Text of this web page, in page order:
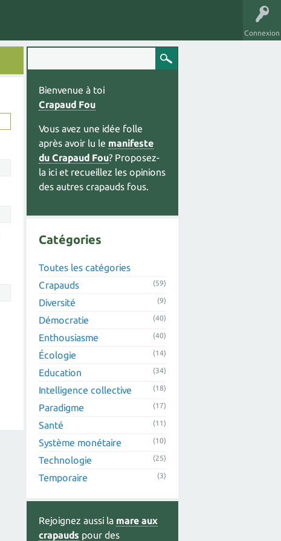
Connexion
Bienvenue à toi
Crapaud Fou
Vous avez une idée folle
après avoir lu le manifeste
du Crapaud Fou? Proposez-
la ici et recueillez les opinions
des autres crapauds fous.
Catégories
Toutes les catégories
Crapauds
(59)
Diversité (9)
Démocratie (40)
Enthousiasme (40)
Écologie (14)
Education (34)
Intelligence collective (18)
Paradigme (17)
Santé (11)
Système monétaire (10)
Technologie (25)
Temporaire (3)
Rejoignez aussi la mare aux
crapauds pour des